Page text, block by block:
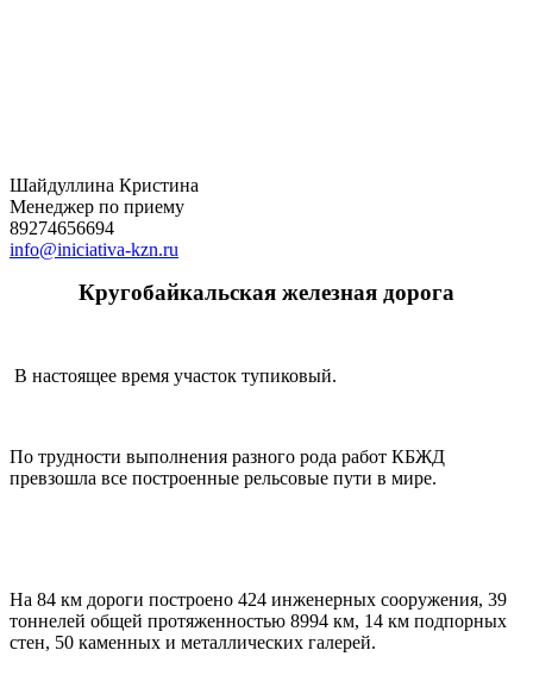
Шайдуллина Кристина
Менеджер по приему
89274656694
info@iniciativa-kzn.ru
Кругобайкальская железная дорога
В настоящее время участок тупиковый.
По трудности выполнения разного рода работ КБЖД
превзошла все построенные рельсовые пути в мире.
На 84 км дороги построено 424 инженерных сооружения, 39
тоннелей общей протяженностью 8994 км, 14 км подпорных
стен, 50 каменных и металлических галерей.